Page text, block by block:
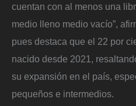
cuentan con al menos una
medio lleno medio vacío”,
pues destaca que el 22 por
nacido desde 2021,
su expansión en el país,
pequeños e intermedios.